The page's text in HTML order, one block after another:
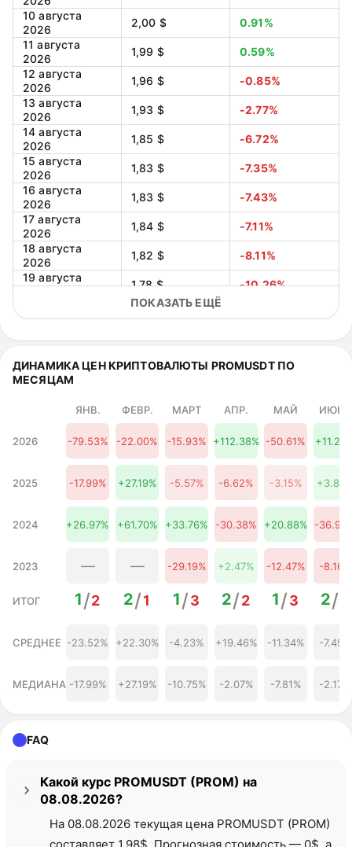
10 августа
2026
2,00 $
0.91%
11 августа
2026
1,99 $
0.59%
12 августа
2026
1,96 $
-0.85%
13 августа
2026
1,93 $
-2.77%
14 августа
2026
1,85 $
-6.72%
15 августа
2026
1,83 $
-7.35%
16 августа
2026
1,83 $
-7.43%
17 августа
2026
1,84 $
-7.11%
18 августа
2026
1,82 $
-8.11%
19 августа
1,78 $
-10.26%
2026
22 августа
2026
1,61 $
-18.73%
24 августа
2026
1,60 $
-19.42%
1,57 $
-20.70%
26 августа
1,53 $
-22.98%
27 августа
2026
28 августа
1,39 $
-29.96%
29 августа
30 августа
1,37 $
-30.83%
2026
02 сентября
1,35 $
-31.75%
04 сентября
2026
1,27 $
-35.80%
06 сентября
07 сентября
2026
1,34 $
ПОКАЗАТЬ ЕЩЁ
ДИНАМИКА ЦЕН КРИПТОВАЛЮТЫ PROMUSDT ПО
МЕСЯЦАМ
ЯНВ. ФЕВР. МАРТ АПР. МАЙ ИЮНЬ
2026 -79.53% -22.00% -15.93% +112.38% -50.61%
2025 -17.99% +27.19% -5.57% -6.62% -3.15%
2024 +26.97% +61.70% +33.76% -30.38% +20.88% -
2023 — — -29.19% +2.47% -12.47% -8.16%
ИТОГ 1/2 2/1 1/3 2/2 1/3 2/
СРЕДНЕЕ -23.52% +22.30% -4.23% +19.46% -11.34% -7.49%
МЕДИАНА -17.99% +27.19% -10.75% -2.07% -7.81% -2.17%
FAQ
Какой курс PROMUSDT (PROM) на
08.08.2026?
На 08.08.2026 текущая цена PROMUSDT (PROM)